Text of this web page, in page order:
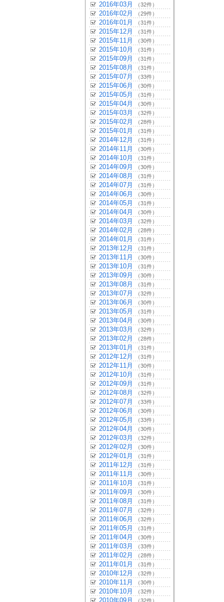
2016年03月 （32件）
2016年02月 （29件）
2016年01月 （31件）
2015年12月 （31件）
2015年11月 （30件）
2015年10月 （31件）
2015年09月 （31件）
2015年08月 （31件）
2015年07月 （33件）
2015年06月 （30件）
2015年05月 （31件）
2015年04月 （30件）
2015年03月 （32件）
2015年02月 （28件）
2015年01月 （31件）
2014年12月 （31件）
2014年11月 （30件）
2014年10月 （31件）
2014年09月 （30件）
2014年08月 （31件）
2014年07月 （31件）
2014年06月 （30件）
2014年05月 （31件）
2014年04月 （30件）
2014年03月 （32件）
2014年02月 （28件）
2014年01月 （31件）
2013年12月 （31件）
2013年11月 （30件）
2013年10月 （31件）
2013年09月 （30件）
2013年08月 （31件）
2013年07月 （32件）
2013年06月 （30件）
2013年05月 （31件）
2013年04月 （30件）
2013年03月 （32件）
2013年02月 （28件）
2013年01月 （31件）
2012年12月 （31件）
2012年11月 （30件）
2012年10月 （31件）
2012年09月 （31件）
2012年08月 （32件）
2012年07月 （33件）
2012年06月 （30件）
2012年05月 （33件）
2012年04月 （30件）
2012年03月 （32件）
2012年02月 （30件）
2012年01月 （31件）
2011年12月 （31件）
2011年11月 （30件）
2011年10月 （31件）
2011年09月 （30件）
2011年08月 （31件）
2011年07月 （32件）
2011年06月 （32件）
2011年05月 （31件）
2011年04月 （30件）
2011年03月 （33件）
2011年02月 （28件）
2011年01月 （31件）
2010年12月 （32件）
2010年11月 （30件）
2010年10月 （32件）
2010年09月 （32件）